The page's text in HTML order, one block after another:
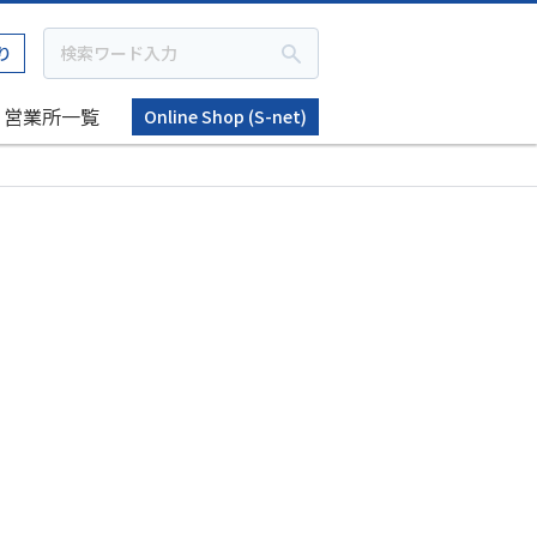
営業所一覧 Online Shop (S-net)